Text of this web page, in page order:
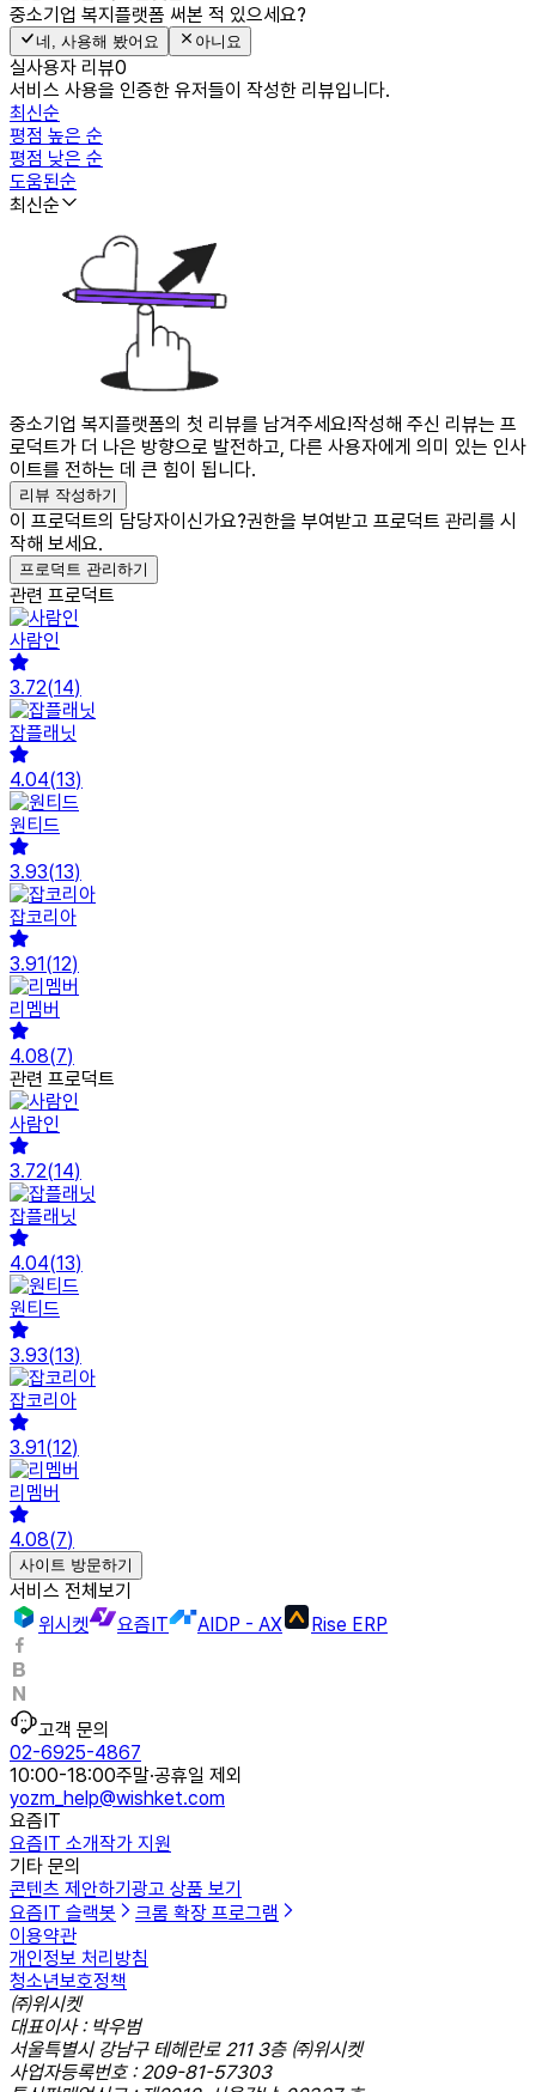
중소기업 복지플랫폼 써본 적 있으세요?
네, 사용해 봤어요 아니요
실사용자 리뷰0
서비스 사용을 인증한 유저들이 작성한 리뷰입니다.
최신순
평점 높은 순
평점 낮은 순
도움된순
최신순
중소기업 복지플랫폼의 첫 리뷰를 남겨주세요!작성해 주신 리뷰는 프
로덕트가 더 나은 방향으로 발전하고, 다른 사용자에게 의미 있는 인사
이트를 전하는 데 큰 힘이 됩니다.
리뷰 작성하기
이 프로덕트의 담당자이신가요?권한을 부여받고 프로덕트 관리를 시
작해 보세요.
프로덕트 관리하기
관련 프로덕트
사람인
3.72(14)
잡플래닛
4.04(13)
원티드
3.93(13)
잡코리아
3.91(12)
리멤버
4.08(7)
관련 프로덕트
사람인
3.72(14)
잡플래닛
4.04(13)
원티드
3.93(13)
잡코리아
3.91(12)
리멤버
4.08(7)
사이트 방문하기
서비스 전체보기
위시켓
요즘IT AIDP - AX Rise ERP
고객 문의
02-6925-4867
10:00-18:00주말·공휴일 제외
yozm_help@wishket.com
요즘IT
요즘IT 소개작가 지원
기타 문의
콘텐츠 제안하기광고 상품 보기
요즘IT 슬랙봇
크롬 확장 프로그램
이용약관
개인정보 처리방침
청소년보호정책
㈜위시켓
대표이사 : 박우범
서울특별시 강남구 테헤란로 211 3층 ㈜위시켓
사업자등록번호 : 209-81-57303